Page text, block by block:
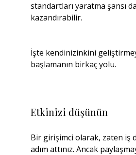
standartları yaratma şansı da
kazandırabilir.
İşte kendinizinkini
başlamanın birkaç yolu.
Etkinizi düşünün
Bir girişimci olarak, zaten iş
adım attınız. Ancak